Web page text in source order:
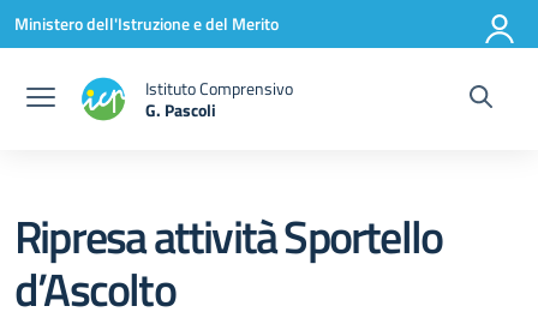
Vai ai contenuti
Vai al menu di navigazione
Vai al footer
Ministero dell'Istruzione e del Merito
Istituto Comprensivo
G. Pascoli
Ripresa attività Sportello
d’Ascolto